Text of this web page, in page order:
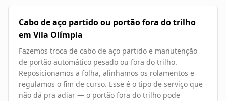
Cabo de aço partido ou portão fora do trilho
em Vila Olímpia
Fazemos troca de cabo de aço partido e manutenção
de portão automático pesado ou fora do trilho.
Reposicionamos a folha, alinhamos os rolamentos e
regulamos o fim de curso. Esse é o tipo de serviço que
não dá pra adiar — o portão fora do trilho pode